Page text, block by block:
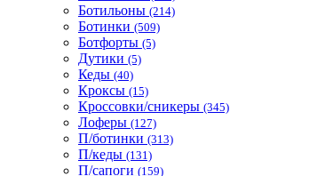
Ботильоны (214)
Ботинки (509)
Ботфорты (5)
Дутики (5)
Кеды (40)
Кроксы (15)
Кроссовки/сникеры (345)
Лоферы (127)
П/ботинки (313)
П/кеды (131)
П/сапоги (159)